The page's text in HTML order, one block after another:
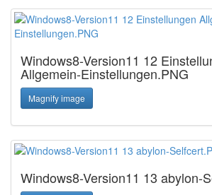
Windows8-Version11 12
Allgemein-Einstellungen.PNG
Magnify image
Windows8-Version11 13 abylon-